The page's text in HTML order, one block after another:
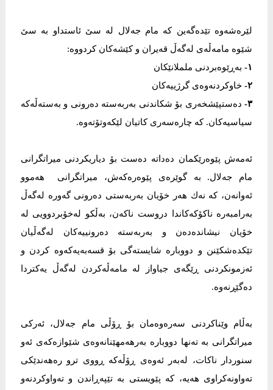
لێرەشەوە تێدەگەین کە مام جەلال لە سێ ئاستداو بە سێ
شێوە مامەڵەی لەگەڵ قەیران و کێشەکان کردووە:
١- بەڕێوەبردنی ململانێکان
٢- خاوکردنەوەی گرژییەکان
٣- دەستپێشخەری بۆ شکاندنی بەربەستە دەرونی و بەستەڵەکە
سیاسیەکان. کە چارەسەری کاتیان لێکەوتۆتەوە.
ئەمەش پێوەرێکمان دەداتە دەست بۆ دیاریکردنی میراتگرانی
مام جەلال. بە گوێرەی پێوەرەکەش، میراتگرانی ھەموو
ئەوانەن، کە نەك ھەر خۆیان بەربەستی دەرونی گەورە لەگەڵ
بەرامبەرە ناکۆکەکاندا دروست ناکەن، بەڵکو لەخۆبردوویی لە
خۆیان نیشاندەدەن و بەربەستە دەرونییەکان لەگەڵیان
تێکدەشکێنن و دووبارە شایستەگی بۆ قسەبەیەکەوە کردن و
ئەزمونکردنی ڕێگەی جیاواز لە مامەڵەکردن لەگەڵ یەکتردا
دەگێڕنەوە.
بەڵام وێناکردنی سەرەوەمان بۆ ڕۆڵی مام جەلال، ئەرکی
میراتگرانی بە تەنھا دووبارە بەرھەمھێنانەوەی شێوازەکەی ئەو
سنوردار ناکات، لەبەر ئەوەی ڕۆڵەکە ڕووی ترو رەھەندێکی
تەواونەکراوی ھەیە، کە پێویستی بە تێپەڕاندن و تەواوکردنەو